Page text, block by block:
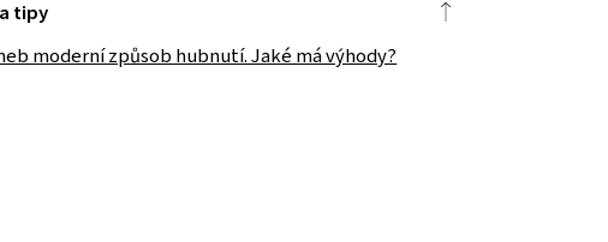
tipy
moderní způsob hubnutí. Jaké má výhody?